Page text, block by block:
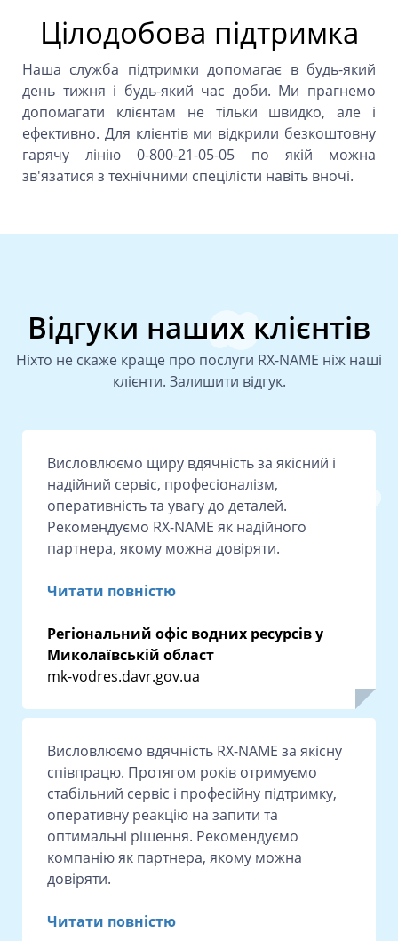
Цілодобова підтримка
Наша служба підтримки допомагає в будь-який
день тижня і будь-який час доби. Ми прагнемо
допомагати клієнтам не тільки швидко, але і
ефективно. Для клієнтів ми відкрили безкоштовну
гарячу лінію 0-800-21-05-05 по якій можна
зв'язатися з технічними спецілісти навіть вночі.
Відгуки наших клієнтів
Ніхто не скаже краще про послуги RX-NAME ніж наші
клієнти. Залишити відгук.
Висловлюємо щиру вдячність за якісний і
надійний сервіс, професіоналізм,
оперативність та увагу до деталей.
Рекомендуємо RX-NAME як надійного
партнера, якому можна довіряти.
Читати повністю
Регіональний офіс водних ресурсів у
Миколаївській област
mk-vodres.davr.gov.ua
Висловлюємо вдячність RX-NAME за якісну
співпрацю. Протягом років отримуємо
стабільний сервіс і професійну підтримку,
оперативну реакцію на запити та
оптимальні рішення. Рекомендуємо
компанію як партнера, якому можна
довіряти.
Читати повністю